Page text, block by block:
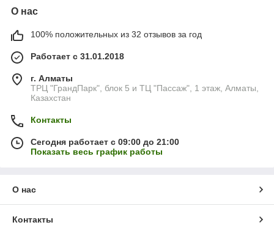
О нас
100% положительных из 32 отзывов за год
Работает с 31.01.2018
г. Алматы
ТРЦ "ГрандПарк", блок 5 и ТЦ "Пассаж", 1 этаж, Алматы,
Казахстан
Контакты
Сегодня работает с 09:00 до 21:00
Показать весь график работы
О нас
Контакты